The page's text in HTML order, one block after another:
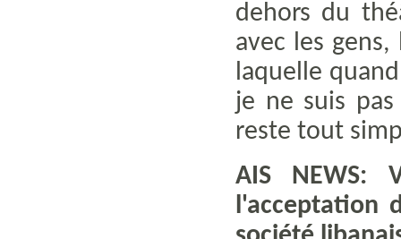
dehors du
avec les
laquelle
je ne suis
reste tout
AIS NEWS:
l'acceptation